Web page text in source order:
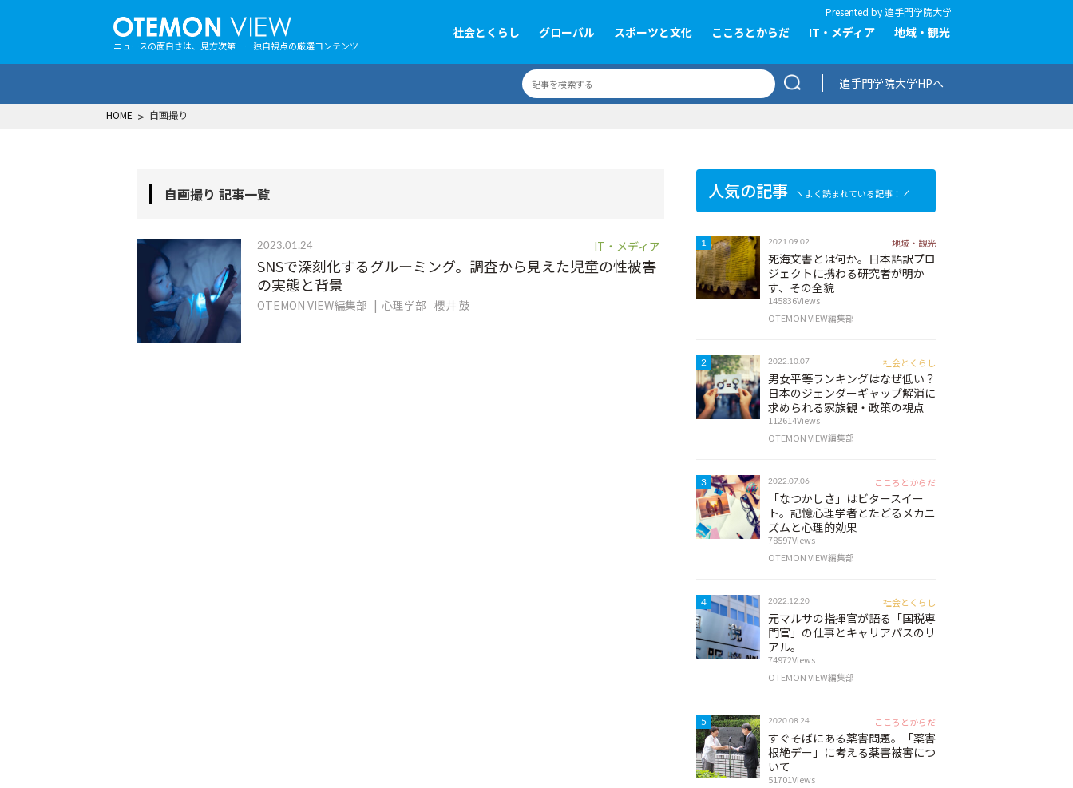
ニュースの面白さは、見方次第 ー独自視点の厳選コンテンツー
Presented by追手門学院大学
社会とくらし グローバル スポーツと文化 こころとからだ IT・メディア 地域・観光
追手門学院大学HPへ
HOME > 自画撮り
自画撮り 記事一覧
2023.01.24 IT・メディア
SNSで深刻化するグルーミング。調査から見えた児童の性被害
の実態と背景
OTEMON VIEW編集部 心理学部 櫻井 鼓
人気の記事 よく読まれている記事！
1 2021.09.02 地域・観光
死海文書とは何か。日本語訳プロ
ジェクトに携わる研究者が明か
す、その全貌
145836Views
OTEMON VIEW編集部
2 2022.10.07 社会とくらし
男女平等ランキングはなぜ低い？
日本のジェンダーギャップ解消に
求められる家族観・政策の視点
112614Views
OTEMON VIEW編集部
3 2022.07.06 こころとからだ
「なつかしさ」はビタースイー
ト。記憶心理学者とたどるメカニ
ズムと心理的効果
78597Views
OTEMON VIEW編集部
4 2022.12.20 社会とくらし
元マルサの指揮官が語る「国税専
門官」の仕事とキャリアパスのリ
アル。
74972Views
OTEMON VIEW編集部
5 2020.08.24 こころとからだ
すぐそばにある薬害問題。「薬害
根絶デー」に考える薬害被害につ
いて
51701Views